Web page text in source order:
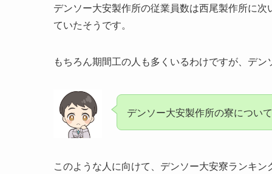
デンソー大安製作所の従業員数は西尾製作所に
ていたそうです。
もちろん期間工の人も多くいるわけですが、デ
デンソー大安製作所の寮につい
このような人に向けて、デンソー大安寮ランキ